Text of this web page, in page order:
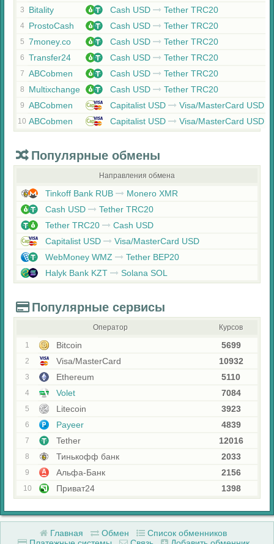
3 Bitality Cash USD Tether TRC20
4 ProstoCash Cash USD Tether TRC20
5 7money.co Cash USD Tether TRC20
6 Transfer24 Cash USD Tether TRC20
7 ABCobmen Cash USD Tether TRC20
8 Multixchange Cash USD Tether TRC20
9 ABCobmen Capitalist USD Visa/MasterCard USD
10 ABCobmen Capitalist USD Visa/MasterCard USD
Популярные обмены
Направления обмена
Tinkoff Bank RUB
Monero XMR
Cash USD
Tether TRC20
Tether TRC20
Cash USD
Capitalist USD
Visa/MasterCard USD
WebMoney WMZ
Tether BEP20
Halyk Bank KZT
Solana SOL
Популярные сервисы
Оператор Курсов
1 Bitcoin 5699
2 Visa/MasterCard 10932
3 Ethereum 5110
4 Volet 7084
5 Litecoin 3923
6 Payeer 4839
7 Tether 12016
8 Тинькофф банк 2033
9 Альфа-Банк 2156
10 Приват24 1398
Главная Обмен
Список обменников